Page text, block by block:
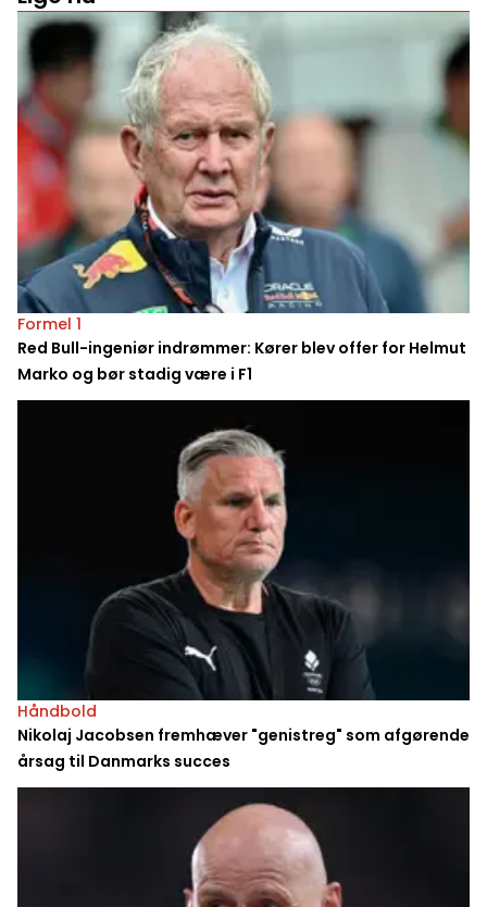
Formel 1
Red Bull-ingeniør indrømmer: Kører blev offer for Helmut
Marko og bør stadig være i F1
Håndbold
Nikolaj Jacobsen fremhæver "genistreg" som afgørende
årsag til Danmarks succes